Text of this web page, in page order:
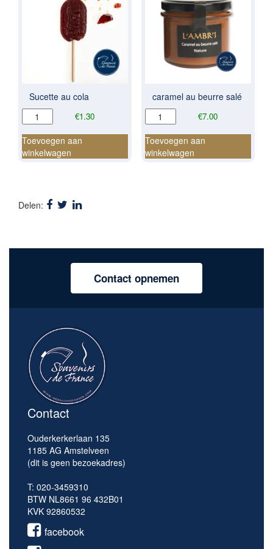
Sucette au cola
€1.30
Sucette
au
cola
aantal
Toevoegen aan
winkelwagen
caramel au beurre salé
€7.00
caramel
au
beurre
salé
aantal
Toevoegen aan
winkelwagen
Delen:
Contact opnemen
Contact
Ouderkerkerlaan 135
1185 AG Amstelveen
(dit is geen bezoekadres)
T: 020-3459310
BTW NL8661 96 432B01
KVK 92860532
facebook